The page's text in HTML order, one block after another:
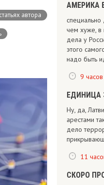
автора
АМЕРИКА
специально
чем хуже, в
дела у
этого
надо быть
9
ЕДИНИЦА
Ну, да,
арестами
дело
11
СКОРО